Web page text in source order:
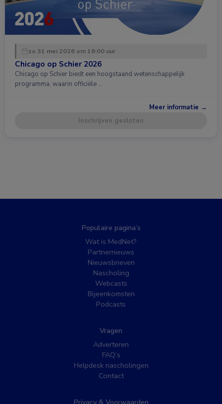
zo 31 mei 2026 om 18:00 uur
Chicago op Schier 2026
Chicago op Schier biedt een hoogstaand wetenschappelijk
programma, waarin officiële …
Meer informatie →
Inschrijven gesloten
Populaire pagina’s
Wat is MedNet?
Partnernieuws
Nieuwsbrieven
Nascholing
Webcasts
Bijeenkomsten
Podcasts
Vragen
Adverteren
FAQ’s
Helpdesk nascholingen
Contact